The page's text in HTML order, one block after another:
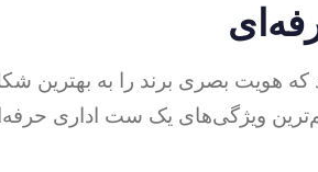
که هویت بصری برند را به بهترین
ویژگی‌های یک ست اداری